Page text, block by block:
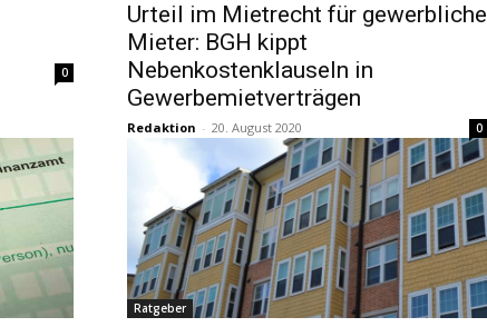
0
Urteil im Mietrecht für gewerbliche
Mieter: BGH kippt
Nebenkostenklauseln in
Gewerbemietverträgen
Redaktion - 20. August 2020 0
Ratgeber